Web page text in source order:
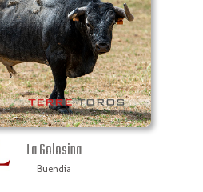
La Golosina
Buendia